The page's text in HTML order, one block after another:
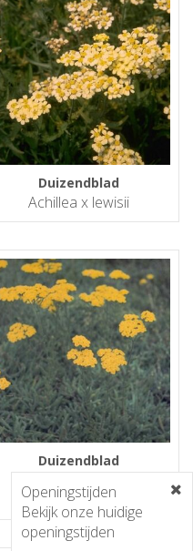
Duizendblad
Achillea x lewisii
Duizendblad
'Grandiflora'
Openingstijden
Bekijk onze huidige
openingstijden